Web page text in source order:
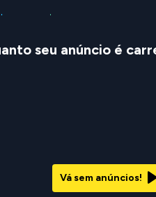
seu anúncio é
Vá sem anúncios!